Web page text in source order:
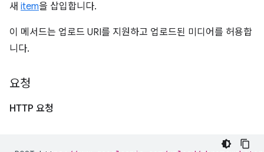
새 item을 삽입합니다.
이 메서드는 업로드 URI를 지원하고 업로드된 미디어를 허용합
니다.
요청
HTTP 요청